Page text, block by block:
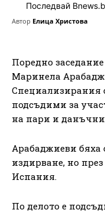
Последвай
Автор Елица Христова
Поредно
Маринела
Специализирания
подсъдими за
на пари и
Арабаджиеви бяха
издирване, но през
Испания.
По делото е